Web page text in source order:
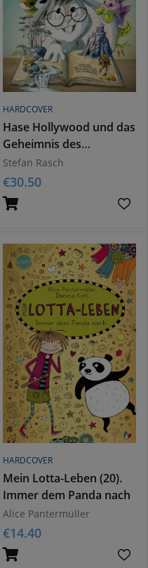
HARDCOVER
Hase Hollywood und das
Geheimnis des
Drachenlandes
Stefan Rasch
€30.50
HARDCOVER
Mein Lotta-Leben (20).
Immer dem Panda nach
Alice Pantermüller
€14.40